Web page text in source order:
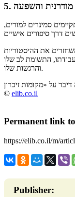
מודרנית והשפעה
סמינרים למורים,
את ההיסטוריות
התשומת לב שלו
והרגשות שלו.
© elib.co.il
Permanent link
Publisher: